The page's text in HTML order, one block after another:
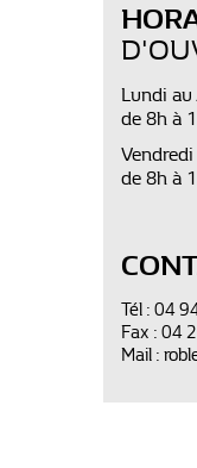
Lundi au
de 8h à
Vendredi
de 8h à
Tél : 04
Fax : 04
Mail :